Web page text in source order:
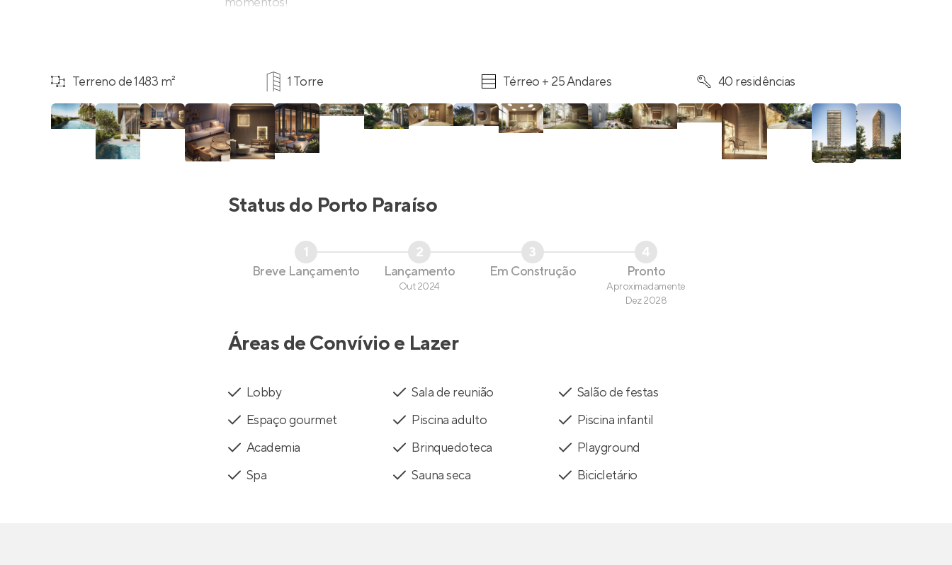
Terreno de 1483 m² 1 Torre Térreo + 25 Andares 40 residências
Status do Porto Paraíso
1
Breve Lançamento
2
Lançamento
Out 2024
3
Em Construção
4
Pronto
Aproximadamente
Dez 2028
Áreas de Convívio e Lazer
Lobby Sala de reunião
Salão de festas
Espaço gourmet
Piscina adulto
Piscina infantil
Academia
Brinquedoteca
Playground
Spa
Sauna seca Bicicletário